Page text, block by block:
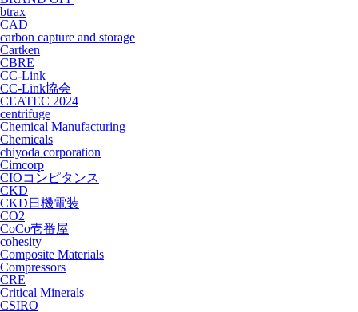
btrax
CAD
carbon capture and storage
Cartken
CBRE
CC-Link
CC-Link協会
CEATEC 2024
centrifuge
Chemical Manufacturing
Chemicals
chiyoda corporation
Cimcorp
CIOコンピタンス
CKD
CKD日機電装
CO2
CoCo壱番屋
cohesity
Composite Materials
Compressors
CRE
Critical Minerals
CSIRO